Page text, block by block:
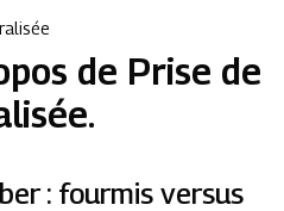
de Prise de
.
: fourmis versus